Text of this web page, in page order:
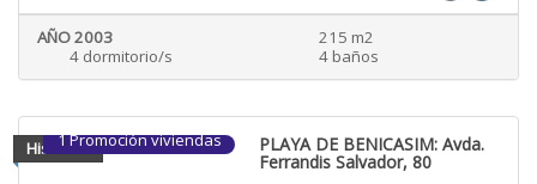
AÑO 2003
215 m2
4 dormitorio/s
4 baños
1 Promoción viviendas PLAYA DE BENICASIM: Avda.
Ferrandis Salvador, 80
Historico